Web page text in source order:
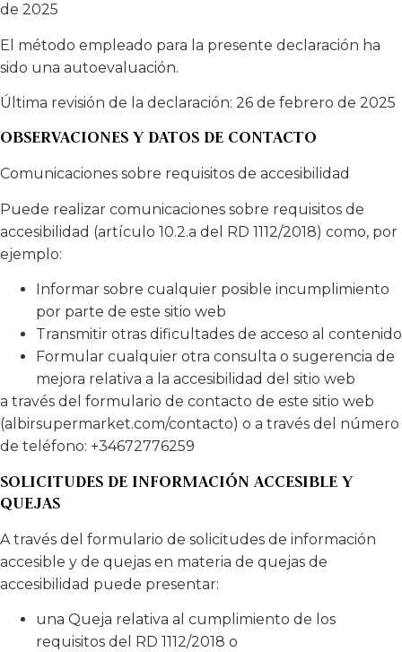
de 2025
El método empleado para la presente declaración ha
sido una autoevaluación.
Última revisión de la declaración: 26 de febrero de 2025
OBSERVACIONES Y DATOS DE CONTACTO
Comunicaciones sobre requisitos de accesibilidad
Puede realizar comunicaciones sobre requisitos de
accesibilidad (artículo 10.2.a del RD 1112/2018) como, por
ejemplo:
Informar sobre cualquier posible incumplimiento
por parte de este sitio web
Transmitir otras dificultades de acceso al contenido
Formular cualquier otra consulta o sugerencia de
mejora relativa a la accesibilidad del sitio web
a través del formulario de contacto de este sitio web
(albirsupermarket.com/contacto) o a través del número
de teléfono: +34672776259
SOLICITUDES DE INFORMACIÓN ACCESIBLE Y
QUEJAS
A través del formulario de solicitudes de información
accesible y de quejas en materia de quejas de
accesibilidad puede presentar:
una Queja relativa al cumplimiento de los
requisitos del RD 1112/2018 o